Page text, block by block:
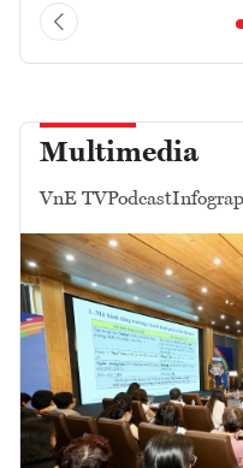
Multimedia
VnE TVPodcast